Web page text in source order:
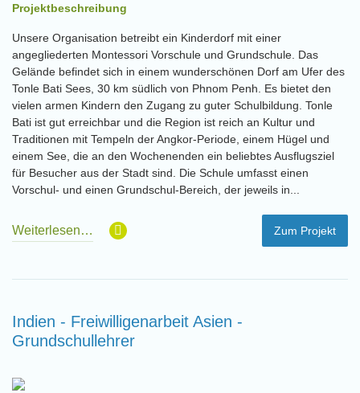
Projektbeschreibung
Unsere Organisation betreibt ein Kinderdorf mit einer
angegliederten Montessori Vorschule und Grundschule. Das
Gelände befindet sich in einem wunderschönen Dorf am Ufer des
Tonle Bati Sees, 30 km südlich von Phnom Penh. Es bietet den
vielen armen Kindern den Zugang zu guter Schulbildung. Tonle
Bati ist gut erreichbar und die Region ist reich an Kultur und
Traditionen mit Tempeln der Angkor-Periode, einem Hügel und
einem See, die an den Wochenenden ein beliebtes Ausflugsziel
für Besucher aus der Stadt sind. Die Schule umfasst einen
Vorschul- und einen Grundschul-Bereich, der jeweils in...
Weiterlesen… Zum Projekt
Indien - Freiwilligenarbeit Asien -
Grundschullehrer